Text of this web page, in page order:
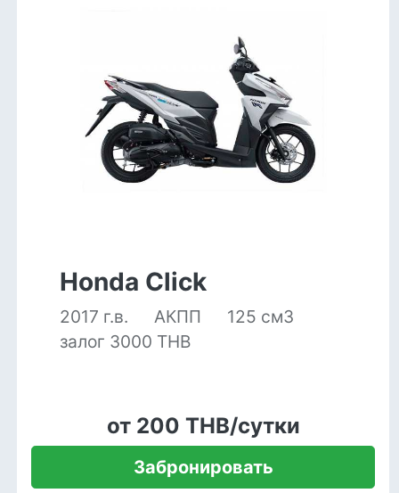
Honda Click
2017 г.в. АКПП
125 см3
залог 3000 THB
от 200 THB/сутки
Забронировать